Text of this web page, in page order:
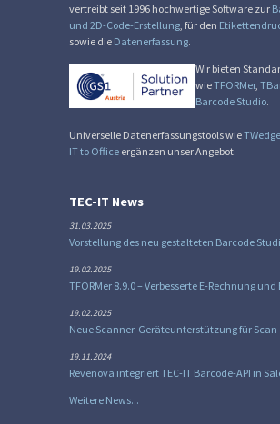
vertreibt seit 1996 hochwertige Software zur
und 2D-Code-Erstellung , für den
sowie die Datenerfassung.
Wir bieten
wieTFORMer,
Barcode Studio.
Universelle Datenerfassungstools wieTWedge
IT to Office ergänzen unser Angebot.
TEC-IT News
31.03.2025
Vorstellung des neu gestalteten Barcode
19.02.2025
TFORMer 8.9.0 – Verbesserte E-Rechnung
19.02.2025
Neue Scanner-Geräteunterstützung für
19.11.2024
Revenova integriert TEC-IT Barcode-API in
Weitere News...